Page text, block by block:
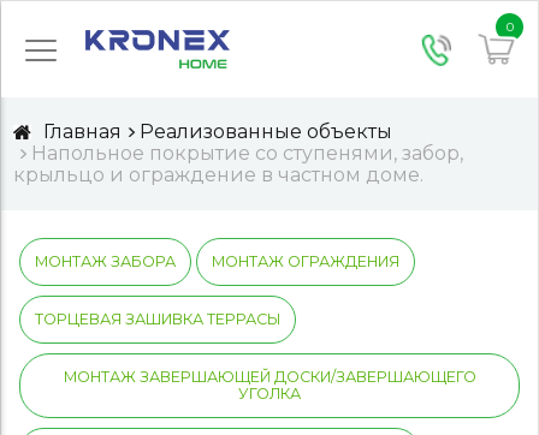
0
Главная
Реализованные объекты
Напольное покрытие со ступенями, забор,
крыльцо и ограждение в частном доме.
МОНТАЖ ЗАБОРА МОНТАЖ ОГРАЖДЕНИЯ
ТОРЦЕВАЯ ЗАШИВКА ТЕРРАСЫ
МОНТАЖ ЗАВЕРШАЮЩЕЙ ДОСКИ/ЗАВЕРШАЮЩЕГО
УГОЛКА